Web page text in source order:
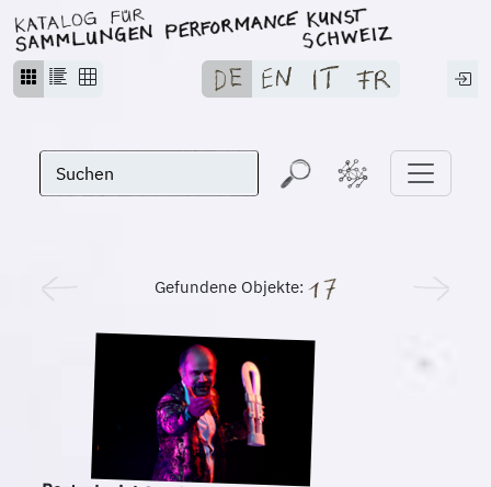
Gefundene Objekte: